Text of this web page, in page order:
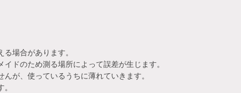
場合があります。
ドのため測る場所によって誤差が生じます。
が、使っているうちに薄れていきます。